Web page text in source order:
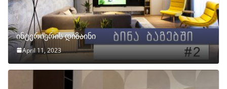
ინტერიერის დიზაინი
April 11, 2023